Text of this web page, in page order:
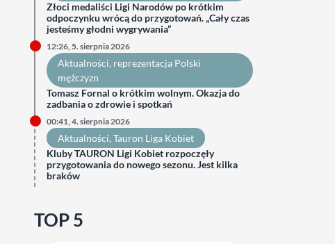
Złoci medaliści Ligi Narodów po krótkim
odpoczynku wrócą do przygotowań. „Cały czas
jesteśmy głodni wygrywania”
12:26, 5. sierpnia 2026
Aktualności, reprezentacja Polski
mężczyzn
Tomasz Fornal o krótkim wolnym. Okazja do
zadbania o zdrowie i spotkań
00:41, 4. sierpnia 2026
Aktualności, Tauron Liga Kobiet
Kluby TAURON Ligi Kobiet rozpoczęły
przygotowania do nowego sezonu. Jest kilka
braków
TOP 5